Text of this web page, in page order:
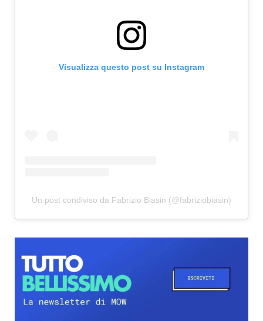
Visualizza questo post su Instagram
Un post condiviso da Fabrizio Biasin (@fabriziobiasin)